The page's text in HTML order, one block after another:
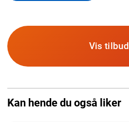
Vis tilbud
Kan hende du også liker